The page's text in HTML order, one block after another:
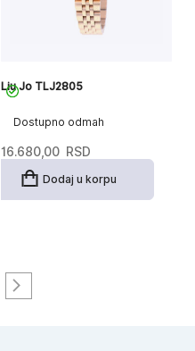
Dostupno odmah
Liu Jo TLJ2805
16.680,00 RSD
Dodaj u korpu